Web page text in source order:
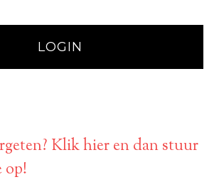
Klik hier en dan stuur
op!